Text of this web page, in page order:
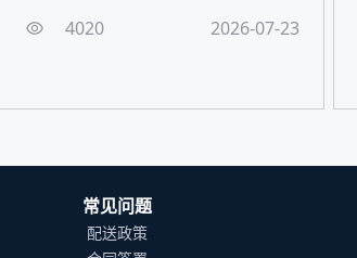
4020 2026-07-23
常见问题
配送政策